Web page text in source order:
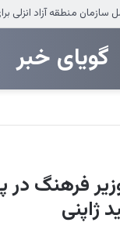
ایرانول در ایام اربعین
‌‌‌گویای خبر
فرهنگ
ژاپنی